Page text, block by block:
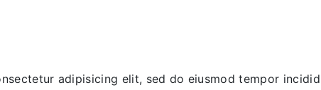
adipisicing elit, sed do eiusmod tempor